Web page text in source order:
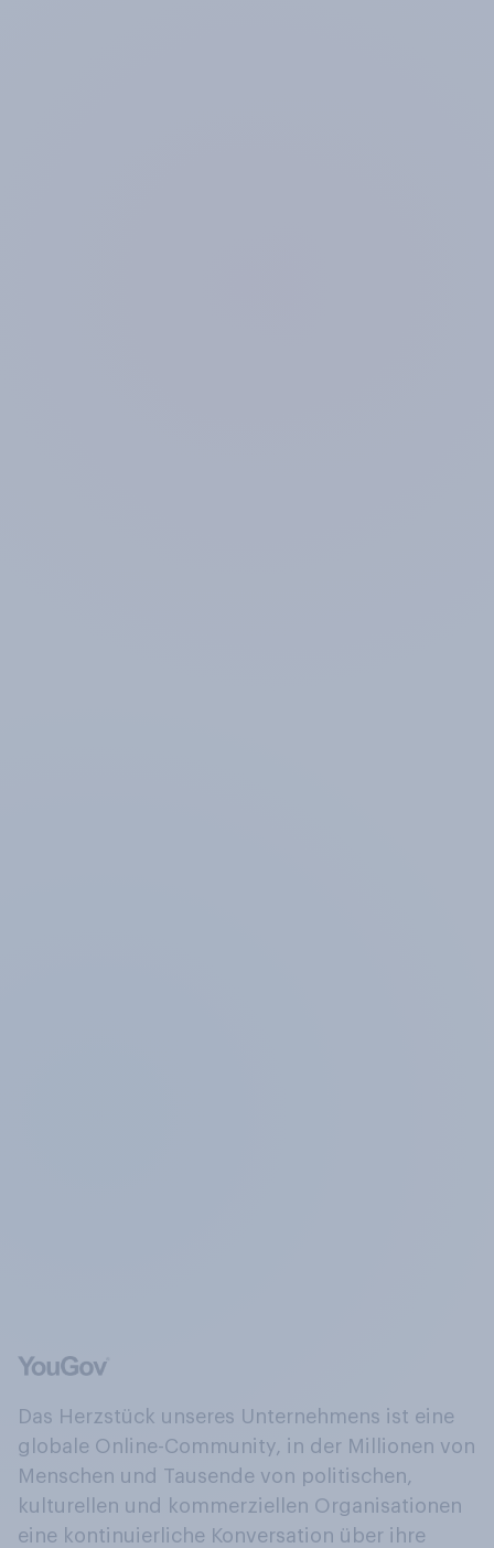
Das Herzstück unseres Unternehmens ist eine
globale Online-Community, in der Millionen von
Menschen und Tausende von politischen,
kulturellen und kommerziellen Organisationen
eine kontinuierliche Konversation über ihre